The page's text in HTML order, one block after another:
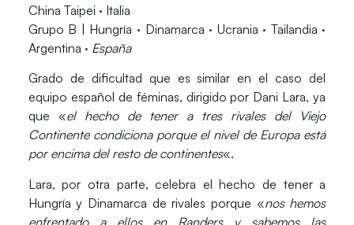
China Taipei · Italia
Grupo B | Hungría · Dinamarca · Ucrania · Tailandia ·
Argentina · España
Grado de dificultad que es similar en el caso del
equipo español de féminas, dirigido por Dani Lara, ya
que «el hecho de tener a tres rivales del Viejo
Continente condiciona porque el nivel de Europa está
por encima del resto de continentes«.
Lara, por otra parte, celebra el hecho de tener a
Hungría y Dinamarca de rivales porque «nos hemos
enfrentado a ellos en Randers y sabemos las